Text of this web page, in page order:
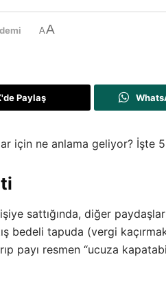
AA
Paylaş
için ne anlama geliyor? İşte
sattığında, diğer paydaşlar
bedeli tapuda (vergi
payı resmen “ucuza